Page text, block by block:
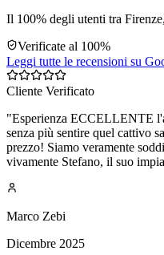
Il 100% degli utenti tra
Verificate al 100%
Leggi tutte le recensioni su
Cliente Verificato
"Esperienza ECCELLENTE
senza più sentire quel cattivo
prezzo! Siamo veramente
vivamente Stefano, il suo
Marco Zebi
Dicembre 2025